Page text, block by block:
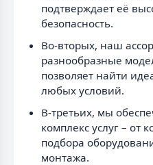
подтверждает её
безопасность.
Во-вторых, наш
разнообразные
позволяет найти
любых условий.
В-третьих, мы
комплекс услуг – от
подбора
монтажа.